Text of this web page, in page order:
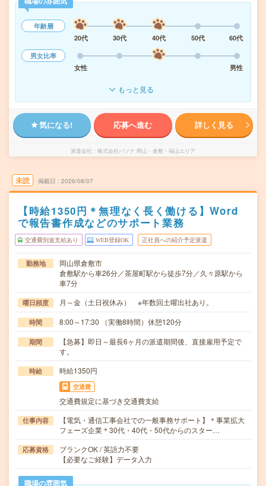
年齢層
20代
30代 40代 50代
60代
男女比率
女性
男性
もっと見る
気になる! 応募へ進む 詳しく見る
派遣会社 株式会社パソナ 岡山・倉敷・福山エリア
未読 掲載日 2026/08/07
【時給1350円＊無理なく長く働ける】Word
で報告書作成などのサポート業務
交通費別途支給あり WEB登録OK 正社員への紹介予定派遣
勤務地
岡山県倉敷市
倉敷駅から車26分／茶屋町駅から徒歩7分／久々原駅から
車7分
曜日頻度 月～金（土日祝休み） ※年数回土曜出社あり。
時間 8:00～17:30 （実働8時間）休憩120分
期間
【急募】即日～最長6ヶ月の派遣期間後、直接雇用予定で
す。
時給 時給1350円
交通費
交通費規定に基づき交通費支給
仕事内容
【電気・通信工事会社での一般事務サポート】＊事業拡大
フェーズ企業＊30代・40代・50代からのスター…
応募資格
ブランクOK / 英語力不要
【必要なご経験】データ入力
職場の雰囲気